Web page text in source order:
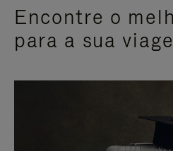
Encontre o
para a sua